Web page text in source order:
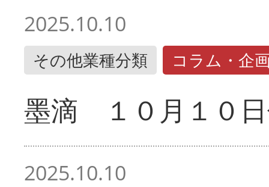
2025.10.10
その他業種分類 コラム・企
墨滴 １０月１０
2025.10.10